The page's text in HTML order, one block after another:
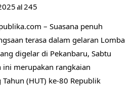
245
– Suasana penuh
terasa dalam gelaran Lomba
digelar di Pekanbaru, Sabtu
merupakan rangkaian
(HUT) ke-80 Republik